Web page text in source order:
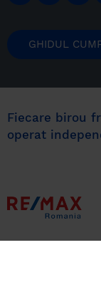
GHIDUL
Fiecare birou
operat